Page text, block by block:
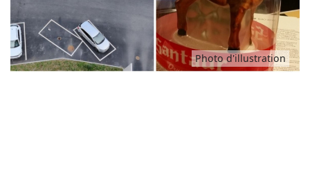
Famille
Photo d'illustration